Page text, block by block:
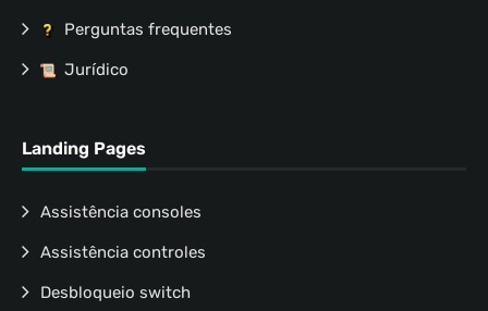
Perguntas frequentes
Jurídico
Landing Pages
Assistência consoles
Assistência controles
Desbloqueio switch